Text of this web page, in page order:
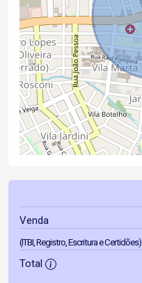
Venda
(ITBI, Registro, Escritura e Certidões)
Total